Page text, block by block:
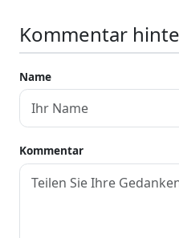
Kommentar
Name
Kommentar